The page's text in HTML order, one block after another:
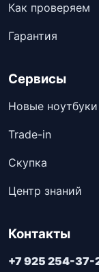
Как проверяем
Гарантия
Сервисы
Новые ноутбуки
Trade-in
Скупка
Центр знаний
Контакты
+7 925 254-37-